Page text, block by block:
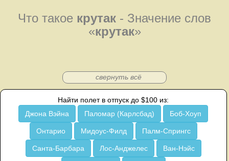
Что такое крутак - Значение слов
«крутак»
свернуть всё
Найти полет в отпуск до $100 из:
Джона Вэйна
Паломар (Карлсбад) Боб-Хоуп
Онтарио Мидоус-Филд Палм-Спрингс
Санта-Барбара Лос-Анджелес Ван-Нэйс